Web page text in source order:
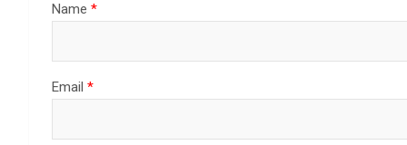
Name *
Email *